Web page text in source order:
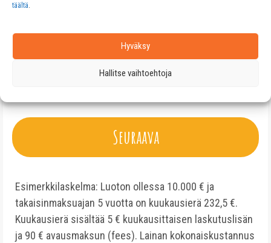
täältä
Hyväksy
Hallitse vaihtoehtoja
i
+
3
Kyllä kiitos! Lainailmanvakuuksia.com saa olla minuun yhteydessä
sähköpostitse. Lähetämme sinulle lainatarjouksia sähköpostitse.
Seuraava
Esimerkkilaskelma: Luoton ollessa 10.000 € ja
takaisinmaksuajan 5 vuotta on kuukausierä 232,5 €.
Kuukausierä sisältää 5 € kuukausittaisen laskutuslisän
ja 90 € avausmaksun (fees). Lainan kokonaiskustannus